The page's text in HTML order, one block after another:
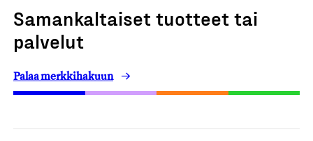
Samankaltaiset tuotteet tai
palvelut
Palaa merkkihakuun